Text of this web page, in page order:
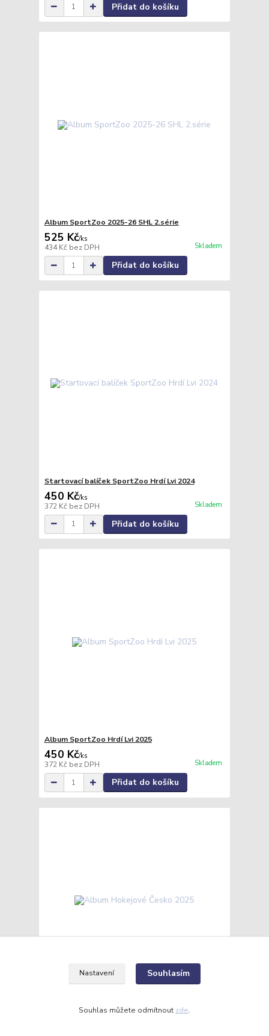
Přidat do košíku
Album SportZoo 2025-26 SHL 2.série
525 Kč/ks
434 Kč bez DPH Skladem
Přidat do košíku
Startovací balíček SportZoo Hrdí Lvi 2024
450 Kč/ks
372 Kč bez DPH Skladem
Přidat do košíku
Album SportZoo Hrdí Lvi 2025
450 Kč/ks
372 Kč bez DPH Skladem
Přidat do košíku
/ks
Nastavení Souhlasím
Souhlas můžete odmítnout zde.